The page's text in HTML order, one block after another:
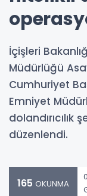
İçişleri
Müdürlüğü
Cumhuriyet
Emniyet
düzenlendi.
165 OKUNMA